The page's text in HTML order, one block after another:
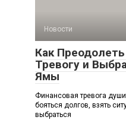
Новости
Как
Тревогу и
Ямы
Финансовая тревога
бояться долгов, взять
выбраться